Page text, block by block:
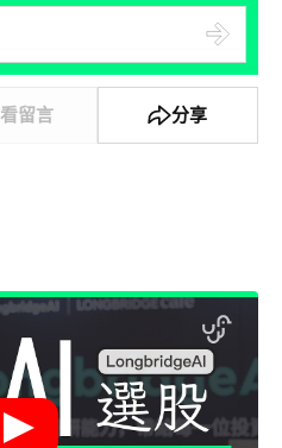
看留言 分享